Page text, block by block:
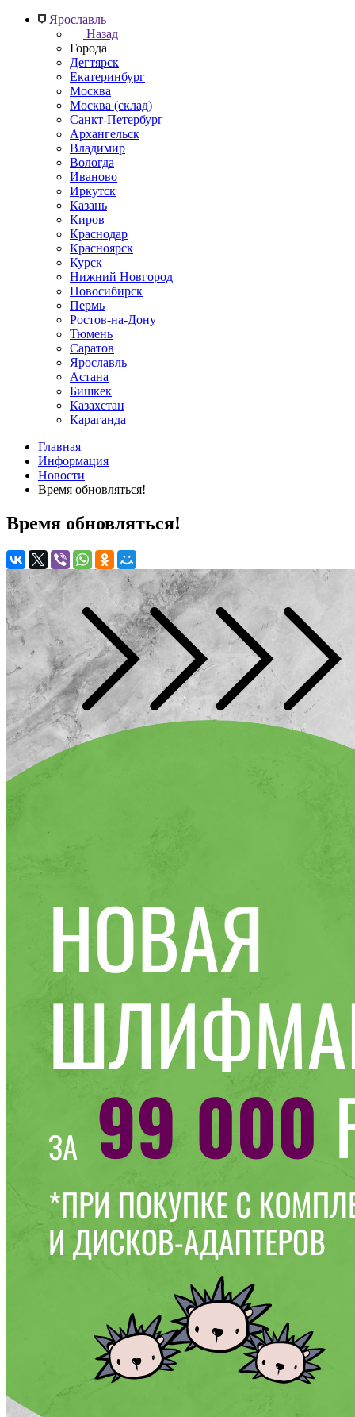
Ярославль
Назад
Города
Дегтярск
Екатеринбург
Москва
Москва (склад)
Санкт-Петербург
Архангельск
Владимир
Вологда
Иваново
Иркутск
Казань
Киров
Краснодар
Красноярск
Курск
Нижний Новгород
Новосибирск
Пермь
Ростов-на-Дону
Тюмень
Саратов
Ярославль
Астана
Бишкек
Казахстан
Караганда
Главная
Информация
Новости
Время обновляться!
Время обновляться!